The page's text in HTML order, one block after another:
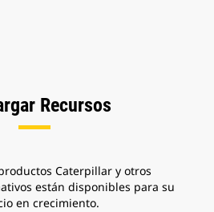
Recursos
Caterpillar y otros
están disponibles para su
en crecimiento.